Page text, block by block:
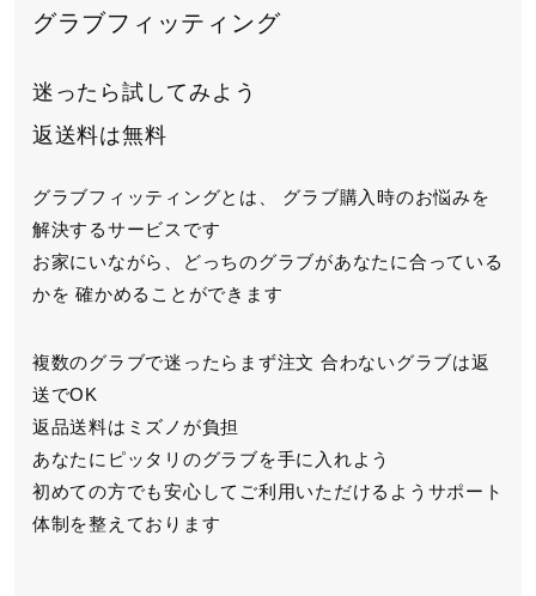
グラブフィッティング
迷ったら試してみよう
返送料は無料
グラブフィッティングとは、
グラブ購入時のお悩みを
解決するサービスです
お家にいながら、どっちのグラブがあなたに合っている
かを 確かめることができます
複数のグラブで迷ったらまず注文 合わないグラブは返
送でOK
返品送料はミズノが負担
あなたにピッタリのグラブを手に入れよう
初めての方でも安心してご利用いただけるよう サポート
体制を整えております